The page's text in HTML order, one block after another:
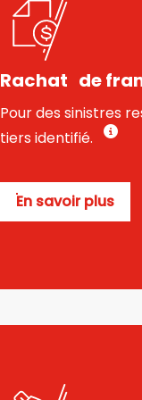
Rachat de
Pour des sinistres
tiers identifié.
En savoir plus